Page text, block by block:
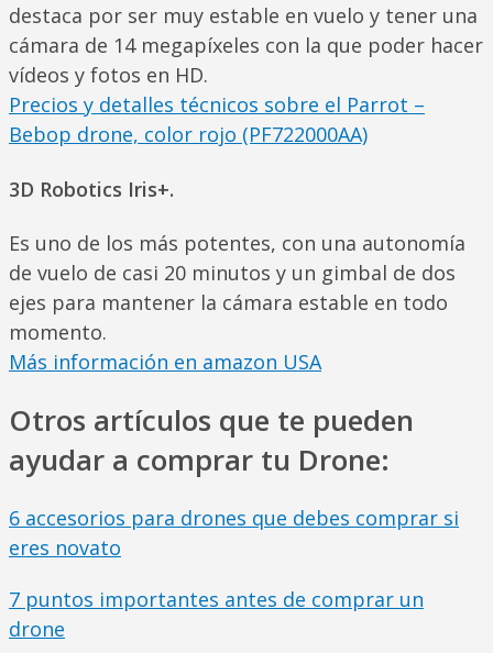
destaca por ser muy estable en vuelo y tener una
cámara de 14 megapíxeles con la que poder hacer
vídeos y fotos en HD.
Precios y detalles técnicos sobre el Parrot –
Bebop drone, color rojo (PF722000AA)
3D Robotics Iris+.
Es uno de los más potentes, con una autonomía
de vuelo de casi 20 minutos y un gimbal de dos
ejes para mantener la cámara estable en todo
momento.
Más información en amazon USA
Otros artículos que te pueden
ayudar a comprar tu Drone:
6 accesorios para drones que debes comprar si
eres novato
7 puntos importantes antes de comprar un
drone